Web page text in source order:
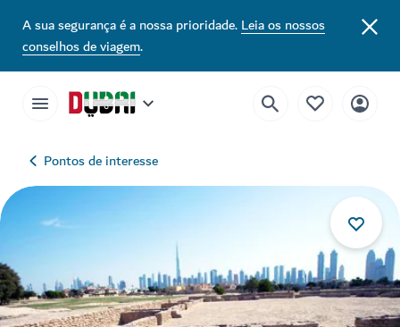
A sua segurança é a nossa prioridade.Leia os nossos
conselhos de viagem.
Pontos de interesse